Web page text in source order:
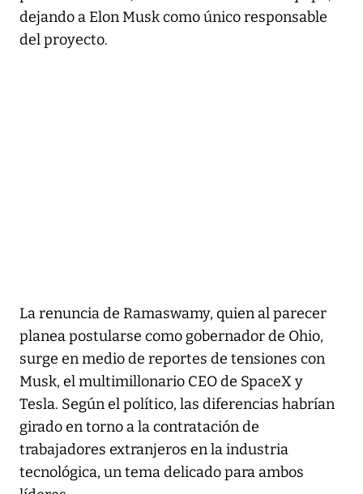
dejando a Elon Musk como único responsable
del proyecto.
La renuncia de Ramaswamy, quien al parecer
planea postularse como gobernador de Ohio,
surge en medio de reportes de tensiones con
Musk, el multimillonario CEO de SpaceX y
Tesla. Según el político, las diferencias habrían
girado en torno a la contratación de
trabajadores extranjeros en la industria
tecnológica, un tema delicado para ambos